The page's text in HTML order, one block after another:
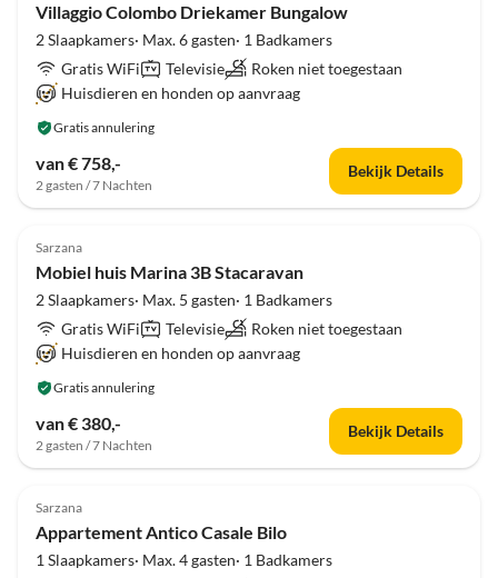
Villaggio Colombo Driekamer Bungalow
2 Slaapkamers· Max. 6 gasten· 1 Badkamers
Gratis WiFi
Televisie
Roken niet toegestaan
Huisdieren en honden op aanvraag
Gratis annulering
van € 758,-
2 gasten / 7 Nachten
Bekijk Details
Sarzana
Mobiel huis Marina 3B Stacaravan
2 Slaapkamers· Max. 5 gasten· 1 Badkamers
Gratis WiFi
Televisie
Roken niet toegestaan
Huisdieren en honden op aanvraag
Gratis annulering
van € 380,-
2 gasten / 7 Nachten
Bekijk Details
Top-
Advertentie
Sarzana
Appartement Antico Casale Bilo
1 Slaapkamers· Max. 4 gasten· 1 Badkamers